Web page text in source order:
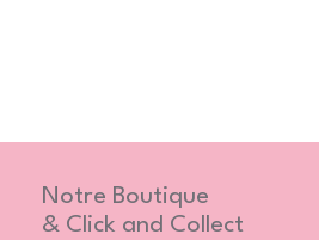
Notre Boutique
& Click and Collect